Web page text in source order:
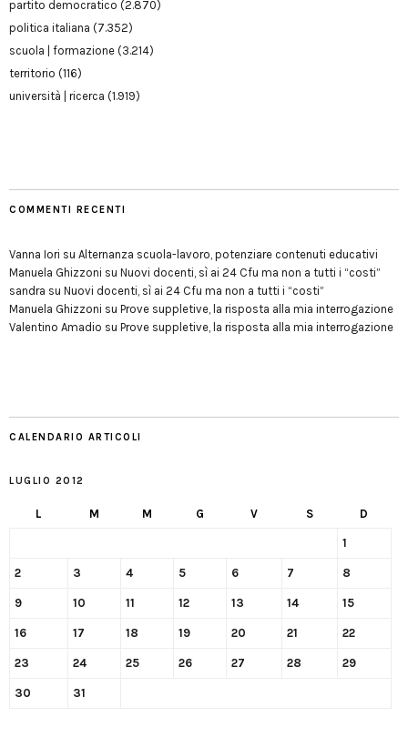
partito democratico (2.870)
politica italiana (7.352)
scuola | formazione (3.214)
territorio (116)
università | ricerca (1.919)
COMMENTI RECENTI
Vanna Iori su Alternanza scuola-lavoro, potenziare contenuti educativi
Manuela Ghizzoni su Nuovi docenti, sì ai 24 Cfu ma non a tutti i “costi”
sandra su Nuovi docenti, sì ai 24 Cfu ma non a tutti i “costi”
Manuela Ghizzoni su Prove suppletive, la risposta alla mia interrogazione
Valentino Amadio su Prove suppletive, la risposta alla mia interrogazione
CALENDARIO ARTICOLI
LUGLIO 2012
L M M G V S D
1
2 3 4 5 6 7 8
9 10 11 12 13 14 15
16 17 18 19 20 21 22
23 24 25 26 27 28 29
30 31